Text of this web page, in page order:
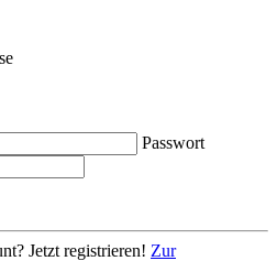
Passwort
Jetzt registrieren! Zur